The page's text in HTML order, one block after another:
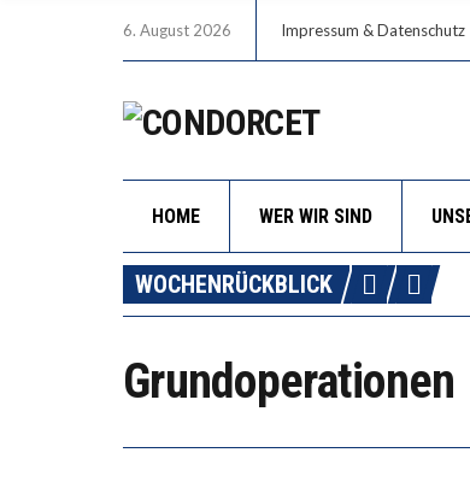
6. August 2026 Impressum & Datenschutz
HOME WER WIR SIND
WOCHENRÜCKBLICK
Grundoperationen